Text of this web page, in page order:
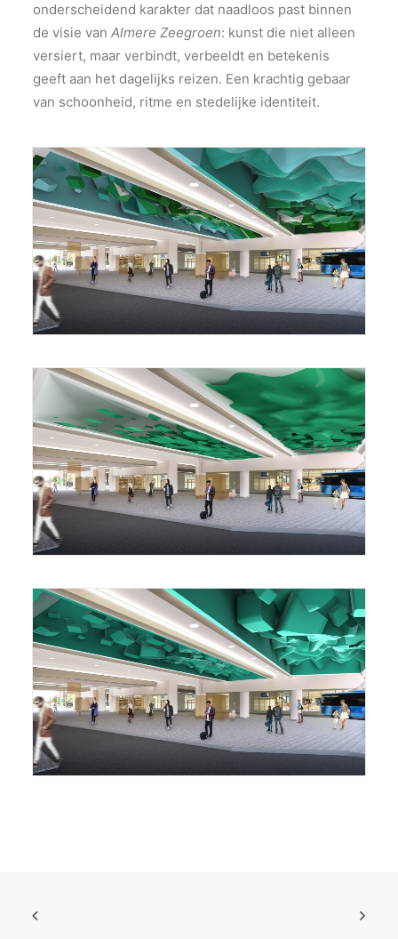
onderscheidend karakter dat naadloos past binnen
de visie van Almere Zeegroen: kunst die niet alleen
versiert, maar verbindt, verbeeldt en betekenis
geeft aan het dagelijks reizen. Een krachtig gebaar
van schoonheid, ritme en stedelijke identiteit.